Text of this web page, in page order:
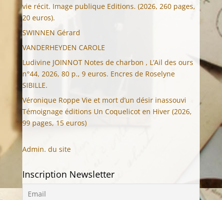
vie récit. Image publique Editions. (2026, 260 pages,
20 euros).
SWINNEN Gérard
VANDERHEYDEN CAROLE
Ludivine JOINNOT Notes de charbon , L’Ail des ours
n°44, 2026, 80 p., 9 euros. Encres de Roselyne
SIBILLE.
Véronique Roppe Vie et mort d’un désir inassouvi
Témoignage éditions Un Coquelicot en Hiver (2026,
99 pages, 15 euros)
Admin. du site
Inscription Newsletter